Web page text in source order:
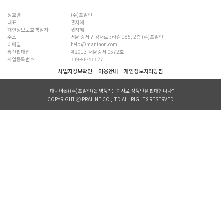
상호명
(주)프랄린
대표
권지혜
개인정보보호 책임자
권지혜
주소
서울 강서구 강서로 5라길 185, 2층 (주)프랄린
이메일
help@maniaon.com
통신판매업
제2013-서울강서-0572호
사업등록번호
109-86-41127
사업자정보확인 이용안내 개인정보처리방침
"매니아온((주)프랄린)은 명품전문회사로 정품만을 판매합니다"
COPYRIGHT ⓒ PRALINE CO.,LTD ALL RIGHTS RESERVED